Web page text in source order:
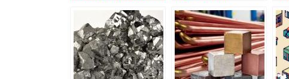
устойчивых
технологий в
производстве
металлоизделий